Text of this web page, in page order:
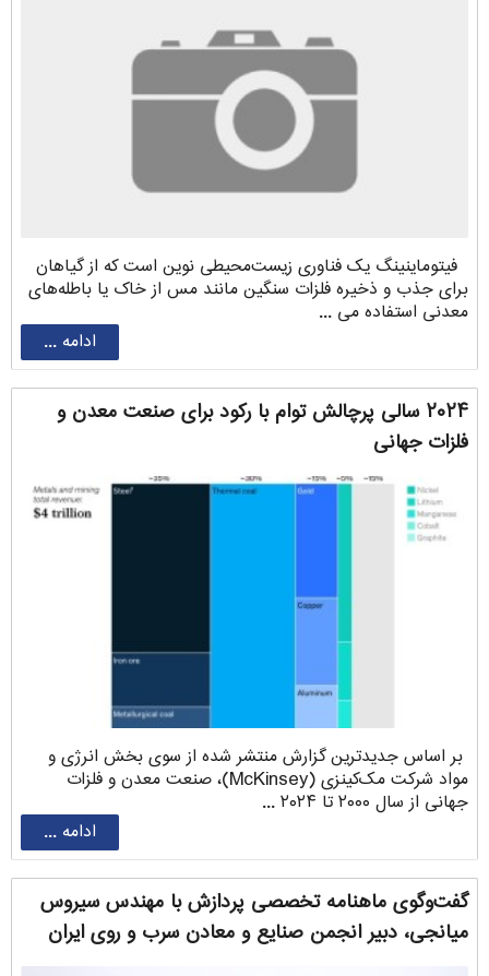
فیتوماینینگ یک فناوری زیست‌محیطی نوین است که از گیاهان
برای جذب و ذخیره فلزات سنگین مانند مس از خاک یا باطله‌های
معدنی استفاده می ...
ادامه ...
۲۰۲۴ سالی پرچالش توام با رکود برای صنعت معدن و
فلزات جهانی
بر اساس جدیدترین گزارش منتشر شده از سوی بخش انرژی و
مواد شرکت مک‌کینزی (McKinsey)، صنعت معدن و فلزات
جهانی از سال ۲۰۰۰ تا ۲۰۲۴ ...
ادامه ...
گفت‌وگوی ماهنامه تخصصی پردازش با مهندس سیروس
‌میانجی، دبیر انجمن صنایع و معادن سرب و روی ایران